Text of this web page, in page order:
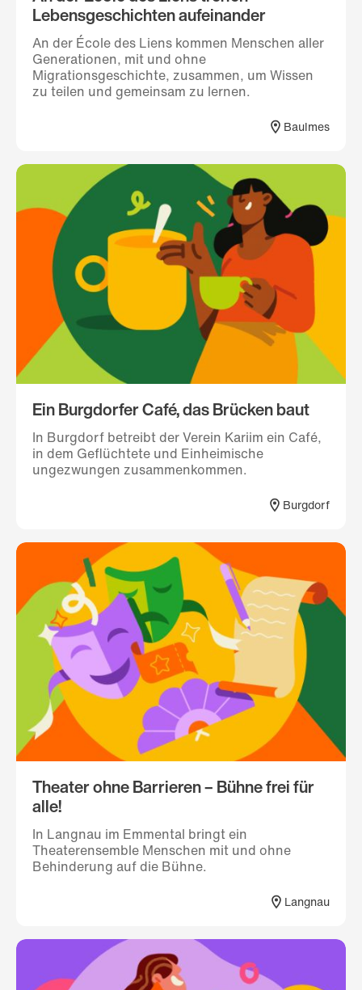
Lebensgeschichten aufeinander
An der École des Liens kommen Menschen aller
Generationen, mit und ohne
Migrationsgeschichte, zusammen, um Wissen
zu teilen und gemeinsam zu lernen.
Baulmes
Ein Burgdorfer Café, das Brücken baut
In Burgdorf betreibt der Verein Kariim ein Café,
in dem Geflüchtete und Einheimische
ungezwungen zusammenkommen.
Burgdorf
Theater ohne Barrieren – Bühne frei für
alle!
In Langnau im Emmental bringt ein
Theaterensemble Menschen mit und ohne
Behinderung auf die Bühne.
Langnau